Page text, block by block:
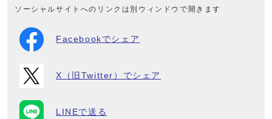
ソーシャルサイトへのリンクは別ウィンドウで開きます
Facebookでシェア
X（旧Twitter）でシェア
LINEで送る